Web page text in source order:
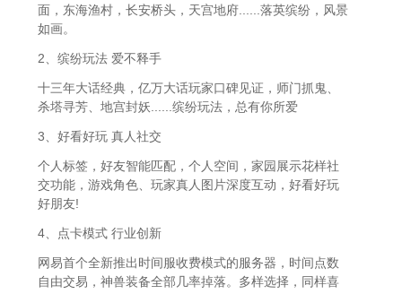
面，东海渔村，长安桥头，天宫地府......落英缤纷，风景
如画。
2、缤纷玩法 爱不释手
十三年大话经典，亿万大话玩家口碑见证，师门抓鬼、
杀塔寻芳、地宫封妖......缤纷玩法，总有你所爱
3、好看好玩 真人社交
个人标签，好友智能匹配，个人空间，家园展示花样社
交功能，游戏角色、玩家真人图片深度互动，好看好玩
好朋友!
4、点卡模式 行业创新
网易首个全新推出时间服收费模式的服务器，时间点数
自由交易，神兽装备全部几率掉落。多样选择，同样喜